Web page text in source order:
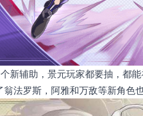
新辅助，景元玩家都要抽，都
法罗斯，阿雅和万敌等新角色